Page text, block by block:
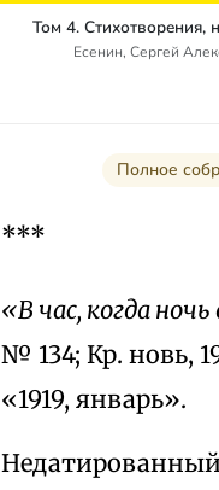
Есенин, Сергей
Полное
***
«В час, когда
№ 134; Кр. новь,
«1919, январь».